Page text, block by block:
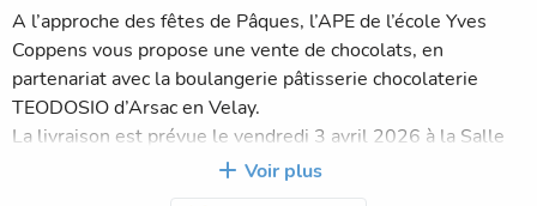
A l’approche des fêtes de Pâques, l’APE de l’école Yves
Coppens vous propose une vente de chocolats, en
partenariat avec la boulangerie pâtisserie chocolaterie
TEODOSIO d’Arsac en Velay.
La livraison est prévue le vendredi 3 avril 2026 à la Salle
Polyvalente de 16h30 à 17h30.
Voir plus